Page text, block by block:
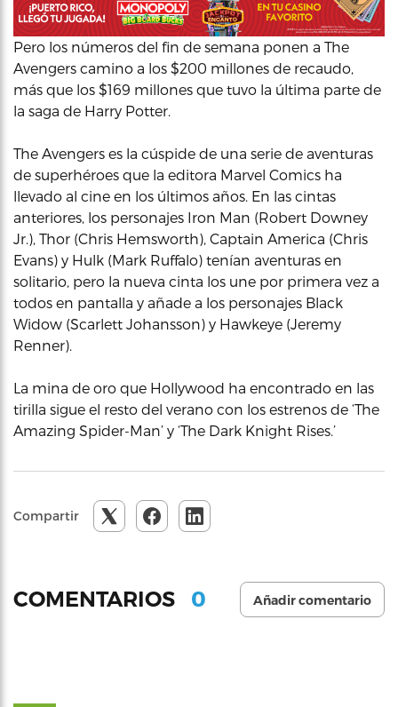
Pero los números del fin de semana ponen a The
Avengers camino a los $200 millones de recaudo,
más que los $169 millones que tuvo la última parte de
la saga de Harry Potter.
The Avengers es la cúspide de una serie de aventuras
de superhéroes que la editora Marvel Comics ha
llevado al cine en los últimos años. En las cintas
anteriores, los personajes Iron Man (Robert Downey
Jr.), Thor (Chris Hemsworth), Captain America (Chris
Evans) y Hulk (Mark Ruffalo) tenían aventuras en
solitario, pero la nueva cinta los une por primera vez a
todos en pantalla y añade a los personajes Black
Widow (Scarlett Johansson) y Hawkeye (Jeremy
Renner).
La mina de oro que Hollywood ha encontrado en las
tirilla sigue el resto del verano con los estrenos de ‘The
Amazing Spider-Man’ y ‘The Dark Knight Rises.’
Compartir
COMENTARIOS 0 Añadir comentario